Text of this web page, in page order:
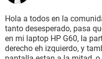
Hola a todos en la
tanto desesperado, pasa
en mi laptop HP G60, la
derecho eh izquierdo, y